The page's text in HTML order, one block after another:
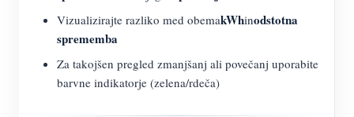
Vizualizirajte razliko med obemakWhinodstotna
sprememba
Za takojšen pregled zmanjšanj ali povečanj uporabite
barvne indikatorje (zelena/rdeča)